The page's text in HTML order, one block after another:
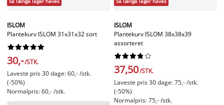
ISLOM
Plantekurv ISLOM 31x31x32 sort






30,-/STK.
Laveste pris 30 dage: 60,- /stk.
(-50%)
Normalpris: 60,- /stk.
ISLOM
Plantekurv ISLOM 38x38x39
assorteret






37,50/STK.
Laveste pris 30 dage: 75,- /stk.
(-50%)
Normalpris: 75,- /stk.